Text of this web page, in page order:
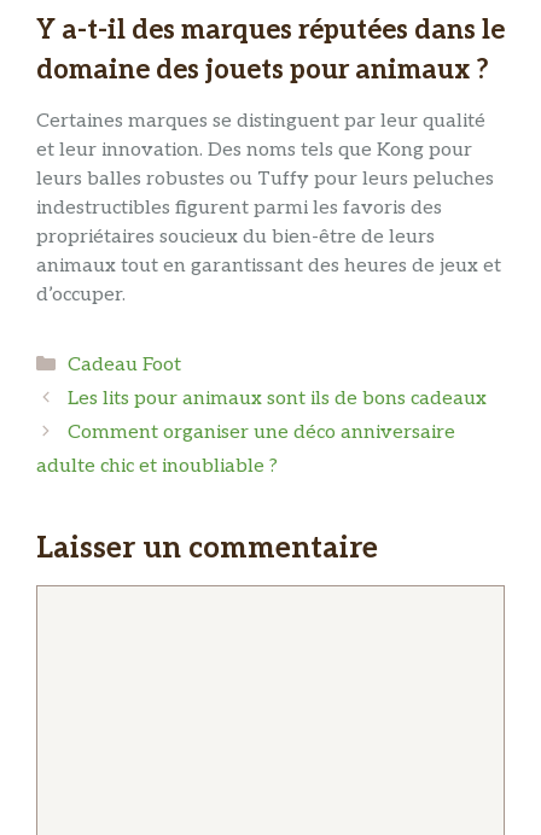
Y a-t-il des marques réputées dans le
domaine des jouets pour animaux ?
Certaines marques se distinguent par leur qualité
et leur innovation. Des noms tels que Kong pour
leurs balles robustes ou Tuffy pour leurs peluches
indestructibles figurent parmi les favoris des
propriétaires soucieux du bien-être de leurs
animaux tout en garantissant des heures de jeux et
d’occuper.
Catégories
Cadeau Foot
Les lits pour animaux sont ils de bons cadeaux
Comment organiser une déco anniversaire
adulte chic et inoubliable ?
Laisser un commentaire